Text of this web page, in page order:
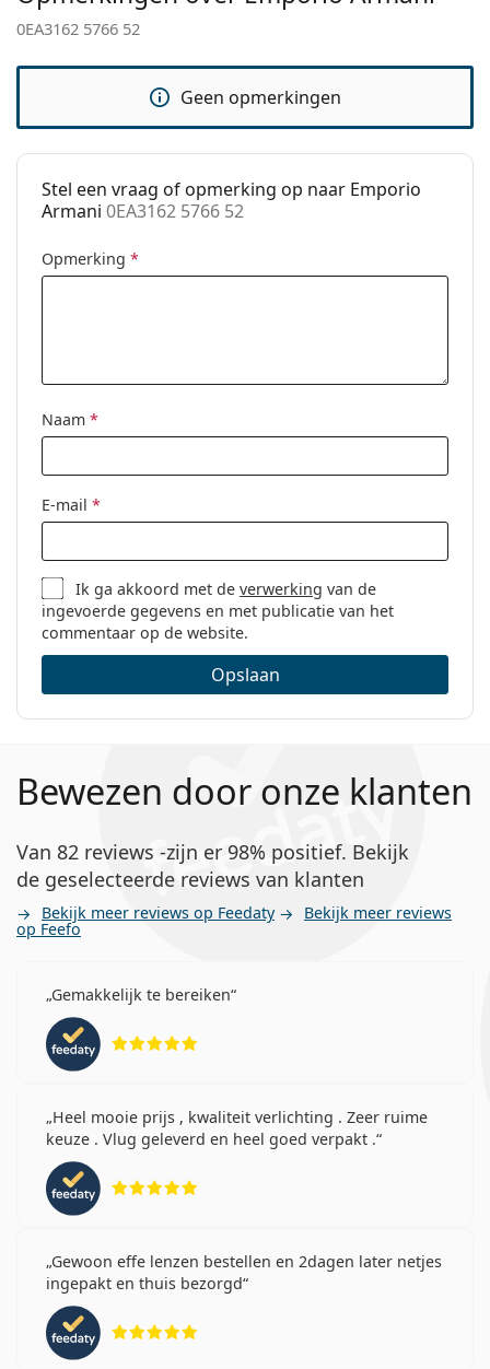
voor gebruik.
pads:
Verende
No
accessoires
Reinigingsdoekje: Ja
Geslacht:
Vrouwen
Code:
0EA3162 5766 52
0EA3162 5766 52
Geen opmerkingen
Stel een vraag of opmerking op naar Emporio
Armani 0EA3162 5766 52
Opmerking *
Naam *
E-mail *
Ik ga akkoord met deverwerking van de
ingevoerde gegevens en met publicatie van het
commentaar op de website.
Opslaan
Bewezen door onze klanten
Van 82 reviews -zijn er 98% positief. Bekijk
de geselecteerde reviews van klanten
Bekijk meer reviews op Feedaty Bekijk meer reviews
op Feefo
Gemakkelijk te bereiken
Heel mooie prijs , kwaliteit verlichting . Zeer ruime
keuze . Vlug geleverd en heel goed verpakt .
Gewoon effe lenzen bestellen en 2dagen later netjes
ingepakt en thuis bezorgd